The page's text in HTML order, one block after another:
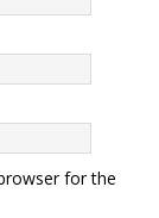
for the